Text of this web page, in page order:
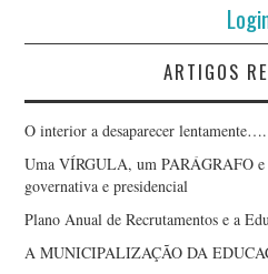
ARTIGOS
O interior a desaparecer lentamente….
Uma VÍRGULA, um PARÁGRAFO
governativa e presidencial
Plano Anual de Recrutamentos e a
A MUNICIPALIZAÇÃO DA